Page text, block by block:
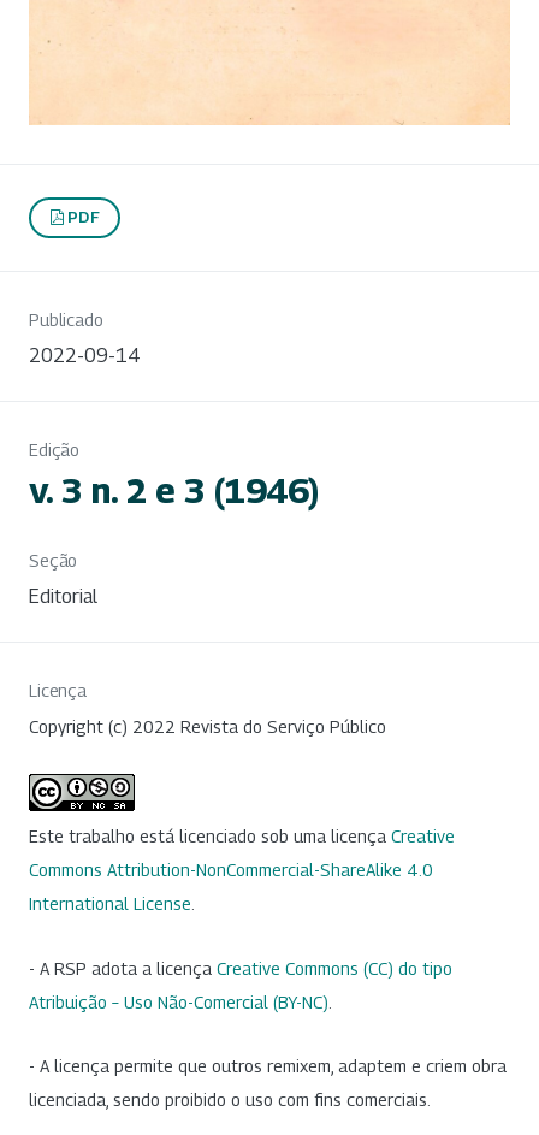
PDF
Publicado
2022-09-14
Edição
v. 3 n. 2 e 3 (1946)
Seção
Editorial
Licença
Copyright (c) 2022 Revista do Serviço Público
Este trabalho está licenciado sob uma licença Creative
Commons Attribution-NonCommercial-ShareAlike 4.0
International License
- A RSP adota a licença Creative Commons (CC) do tipo
Atribuição – Uso Não-Comercial (BY-NC)
- A licença permite que outros remixem, adaptem e criem obra
licenciada, sendo proibido o uso com fins comerciais.